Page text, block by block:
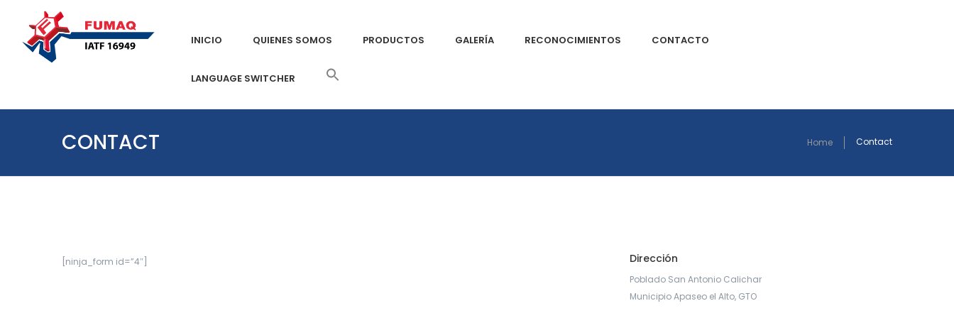
INICIO QUIENES SOMOS PRODUCTOS GALERÍA RECONOCIMIENTOS CONTACTO
LANGUAGE SWITCHER
CONTACT Home Contact
[ninja_form id=”4″] Dirección
Poblado San Antonio Calichar
Municipio Apaseo el Alto, GTO